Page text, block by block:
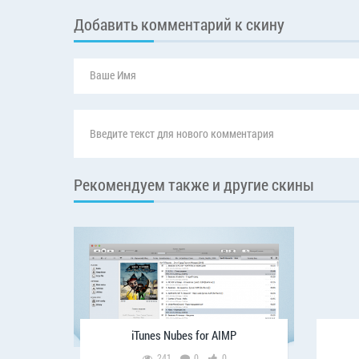
Добавить комментарий к скину
Рекомендуем также и другие скины
iTunes Nubes for AIMP